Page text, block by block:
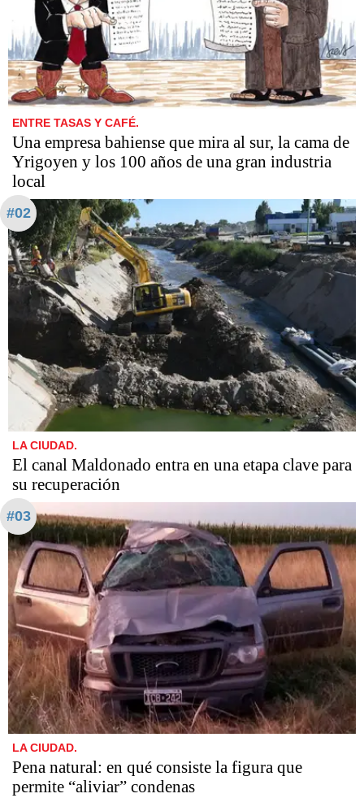
ENTRE TASAS Y CAFÉ.
Una empresa bahiense que mira al sur, la cama de
Yrigoyen y los 100 años de una gran industria
local
#02
LA CIUDAD.
El canal Maldonado entra en una etapa clave para
su recuperación
#03
LA CIUDAD.
Pena natural: en qué consiste la figura que
permite “aliviar” condenas